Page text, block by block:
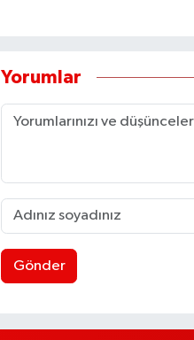
Yorumlar
Gönder